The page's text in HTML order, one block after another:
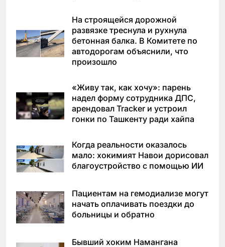
На строящейся дорожной
развязке треснула и рухнула
бетонная балка. В Комитете по
автодорогам объяснили, что
произошло
«Живу так, как хочу»: парень
надел форму сотрудника ДПС,
арендовал Tracker и устроил
гонки по Ташкенту ради хайпа
Когда реальности оказалось
мало: хокимият Навои дорисовал
благоустройство с помощью ИИ
Пациентам на гемодиализе могут
начать оплачивать поездки до
больницы и обратно
Бывший хоким Намангана